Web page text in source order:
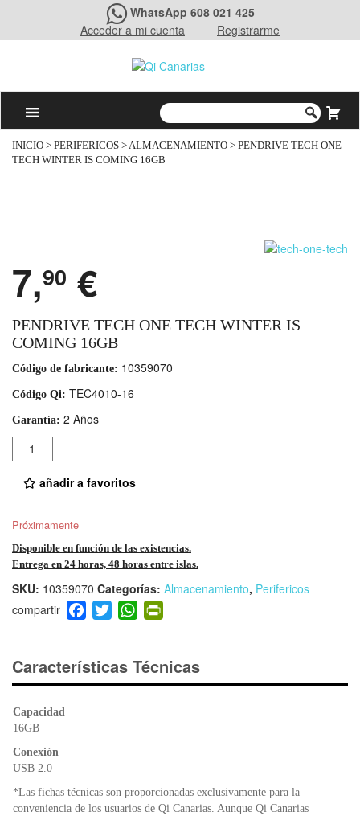
WhatsApp 608 021 425
Acceder a mi cuenta
Registrarme
INICIO > PERIFERICOS >ALMACENAMIENTO > PENDRIVE TECH ONE
TECH WINTER IS COMING 16GB
7,90 €
PENDRIVE TECH ONE TECH WINTER IS
COMING 16GB
Código de fabricante: 10359070
Código Qi: TEC4010-16
Garantía: 2 Años
Cantidad
añadir a favoritos
Próximamente
Disponible en función de las existencias.
Entrega en 24 horas, 48 horas entre islas.
SKU: 10359070 Categorías: Almacenamiento, Perifericos
F
a
e
b
T
wi
er
W
h
s
A
ri
e
Características Técnicas
Capacidad
16GB
Conexión
USB 2.0
*Las fichas técnicas son proporcionadas exclusivamente para la
conveniencia de los usuarios de Qi Canarias. Aunque Qi Canarias